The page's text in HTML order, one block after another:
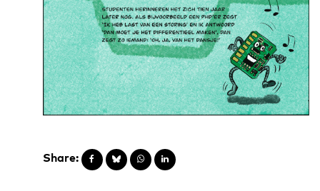
Share: